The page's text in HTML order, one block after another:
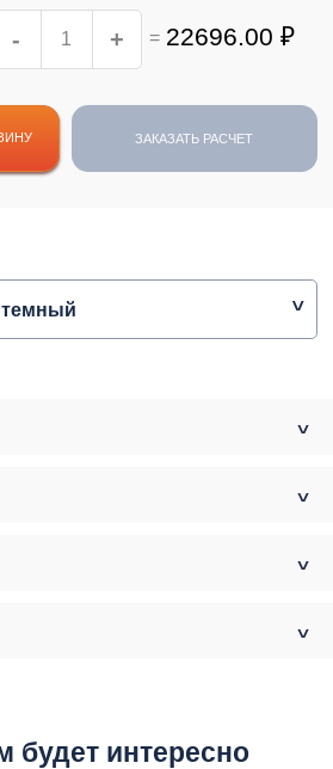
- + = 22696.00 ₽
ЗАКАЗАТЬ РАСЧЕТ
темный
будет интересно